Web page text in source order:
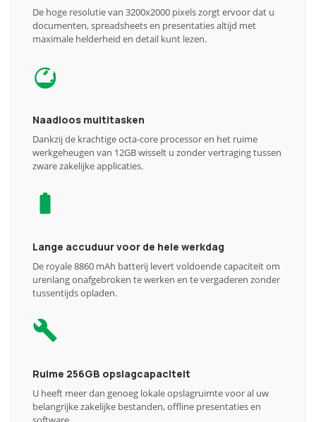
De hoge resolutie van 3200x2000 pixels zorgt ervoor dat u
documenten, spreadsheets en presentaties altijd met
maximale helderheid en detail kunt lezen.
Naadloos multitasken
Dankzij de krachtige octa-core processor en het ruime
werkgeheugen van 12GB wisselt u zonder vertraging tussen
zware zakelijke applicaties.
Lange accuduur voor de hele werkdag
De royale 8860 mAh batterij levert voldoende capaciteit om
urenlang onafgebroken te werken en te vergaderen zonder
tussentijds opladen.
Ruime 256GB opslagcapaciteit
U heeft meer dan genoeg lokale opslagruimte voor al uw
belangrijke zakelijke bestanden, offline presentaties en